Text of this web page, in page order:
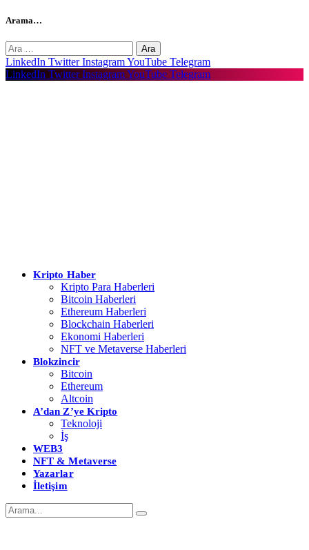
Arama…
Arama:
LinkedIn Twitter InstagramYouTube Telegram
LinkedIn Twitter InstagramYouTube Telegram
Kripto Haber
Kripto Para Haberleri
Bitcoin Haberleri
Ethereum Haberleri
Blockchain Haberleri
Ekonomi Haberleri
NFT ve Metaverse Haberleri
Blokzincir
Bitcoin
Ethereum
Altcoin
A’dan Z’ye Kripto
Teknoloji
İş
WEB3
NFT & Metaverse
Yazarlar
İletişim